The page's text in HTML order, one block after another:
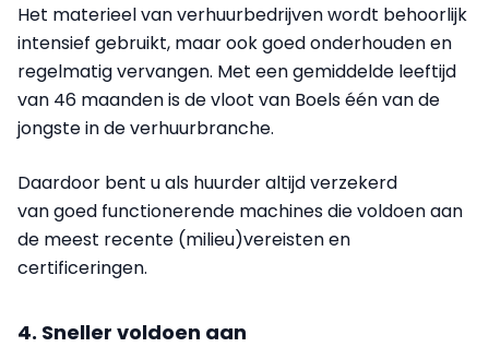
Het materieel van verhuurbedrijven wordt behoorlijk
intensief gebruikt, maar ook goed onderhouden en
regelmatig vervangen. Met een gemiddelde leeftijd
van 46 maanden is de vloot van Boels één van de
jongste in de verhuurbranche.
Daardoor bent u als huurder altijd verzekerd
van goed functionerende machines die voldoen aan
de meest recente (milieu)vereisten en
certificeringen.
4. Sneller voldoen aan